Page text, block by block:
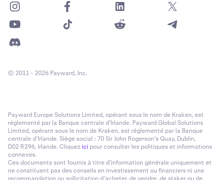
© 2011 - 2026 Payward, Inc.
Payward Europe Solutions Limited, opérant sous le nom de Kraken, est
réglementé par la Banque centrale d’Irlande. Payward Global Solutions
Limited, opérant sous le nom de Kraken, est réglementé par la Banque
centrale d’Irlande. Siège social : 70 Sir John Rogerson’s Quay, Dublin,
D02 R296, Irlande. Cliquezici pour consulter les politiques et informations
connexes.
Ces documents sont fournis à titre d’information générale uniquement et
ne constituent pas des conseils en investissement ou financiers ni une